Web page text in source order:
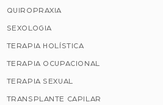
QUIROPRAXIA
SEXOLOGIA
TERAPIA HOLÍSTICA
TERAPIA OCUPACIONAL
TERAPIA SEXUAL
TRANSPLANTE CAPILAR